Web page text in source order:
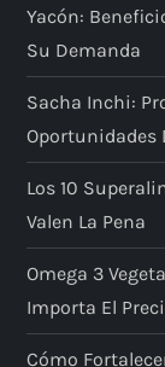
Yacón:
Su Demanda
Sacha Inchi:
Oportunidades
Los 10
Valen La Pena
Omega 3
Importa El
Cómo